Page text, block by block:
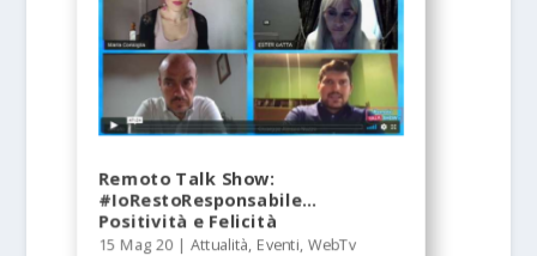
Remoto Talk Show:
#IoRestoResponsabile…
Positività e Felicità
15 Mag 20 |Attualità, Eventi,WebTv